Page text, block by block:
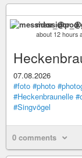
about 12 hours
07.08.2026
#foto #photo
#Heckenbraunelle
#Singvögel
0 comments